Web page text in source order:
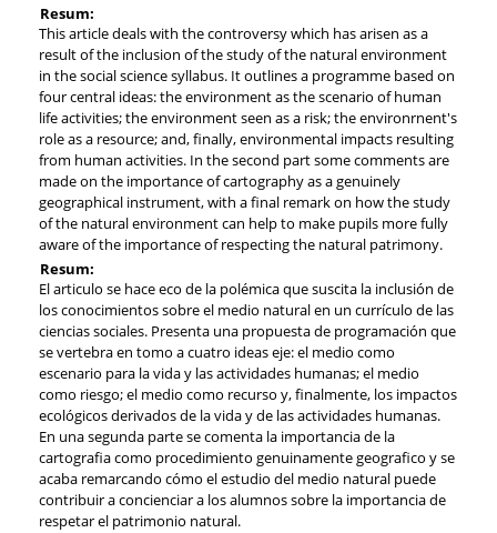
Resum:
This article deals with the controversy which has arisen as a
result of the inclusion of the study of the natural environment
in the social science syllabus. It outlines a programme based on
four central ideas: the environment as the scenario of human
life activities; the environment seen as a risk; the environrnent's
role as a resource; and, finally, environmental impacts resulting
from human activities. In the second part some comments are
made on the importance of cartography as a genuinely
geographical instrument, with a final remark on how the study
of the natural environment can help to make pupils more fully
aware of the importance of respecting the natural patrimony.
Resum:
El articulo se hace eco de la polémica que suscita la inclusión de
los conocimientos sobre el medio natural en un currículo de las
ciencias sociales. Presenta una propuesta de programación que
se vertebra en tomo a cuatro ideas eje: el medio como
escenario para la vida y las actividades humanas; el medio
como riesgo; el medio como recurso y, finalmente, los impactos
ecológicos derivados de la vida y de las actividades humanas.
En una segunda parte se comenta la importancia de la
cartografia como procedimiento genuinamente geografico y se
acaba remarcando cómo el estudio del medio natural puede
contribuir a concienciar a los alumnos sobre la importancia de
respetar el patrimonio natural.